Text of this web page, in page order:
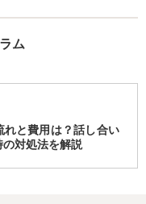
ム
れと費用は？話し合い
対処法を解説